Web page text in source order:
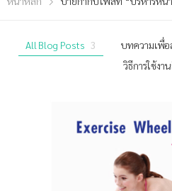
All Blog Posts 3 บทความเพื่อ
วิธีการใช้งา